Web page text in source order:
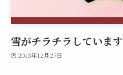
雪がチラチラしています
2013年12月27日